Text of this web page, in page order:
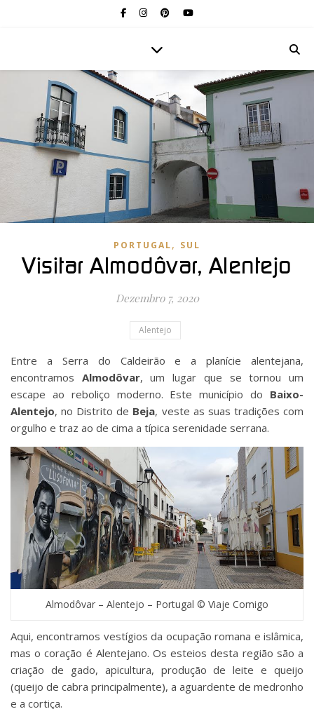
PORTUGAL, SUL
Visitar Almodôvar, Alentejo
Dezembro 7, 2020
Alentejo
Entre a Serra do Caldeirão e a planície alentejana,
encontramos Almodôvar, um lugar que se tornou um
escape ao reboliço moderno. Este município do Baixo-
Alentejo, no Distrito de Beja, veste as suas tradições com
orgulho e traz ao de cima a típica serenidade serrana.
Almodôvar – Alentejo – Portugal © Viaje Comigo
Aqui, encontramos vestígios da ocupação romana e islâmica,
mas o coração é Alentejano. Os esteios desta região são a
criação de gado, apicultura, produção de leite e queijo
(queijo de cabra principalmente), a aguardente de medronho
e a cortiça.